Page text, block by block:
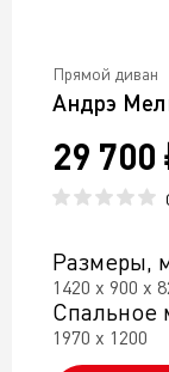
Прямой диван
Андрэ
29 700
Размеры,
1420 х 900 х
Спальное
1970 х 1200